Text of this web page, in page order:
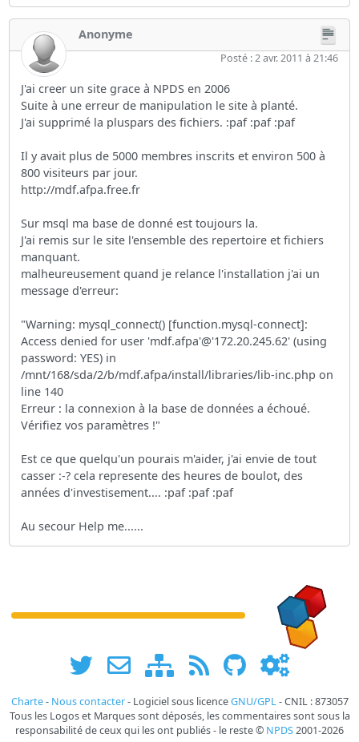
Anonyme
Posté : 2 avr. 2011 à 21:46
J'ai creer un site grace à NPDS en 2006
Suite à une erreur de manipulation le site à planté.
J'ai supprimé la pluspars des fichiers. :paf :paf :paf
Il y avait plus de 5000 membres inscrits et environ 500 à
800 visiteurs par jour.
http://mdf.afpa.free.fr
Sur msql ma base de donné est toujours la.
J'ai remis sur le site l'ensemble des repertoire et fichiers
manquant.
malheureusement quand je relance l'installation j'ai un
message d'erreur:
"Warning: mysql_connect() [function.mysql-connect]:
Access denied for user 'mdf.afpa'@'172.20.245.62' (using
password: YES) in
/mnt/168/sda/2/b/mdf.afpa/install/libraries/lib-inc.php on
line 140
Erreur : la connexion à la base de données a échoué.
Vérifiez vos paramètres !"
Est ce que quelqu'un pourais m'aider, j'ai envie de tout
casser :-? cela represente des heures de boulot, des
années d'investisement.... :paf :paf :paf
Au secour Help me......
Charte- Nous contacter- Logiciel sous licenceGNU/GPL- CNIL : 873057
Tous les Logos et Marques sont déposés, les commentaires sont sous la
responsabilité de ceux qui les ont publiés - le reste © NPDS2001-2026